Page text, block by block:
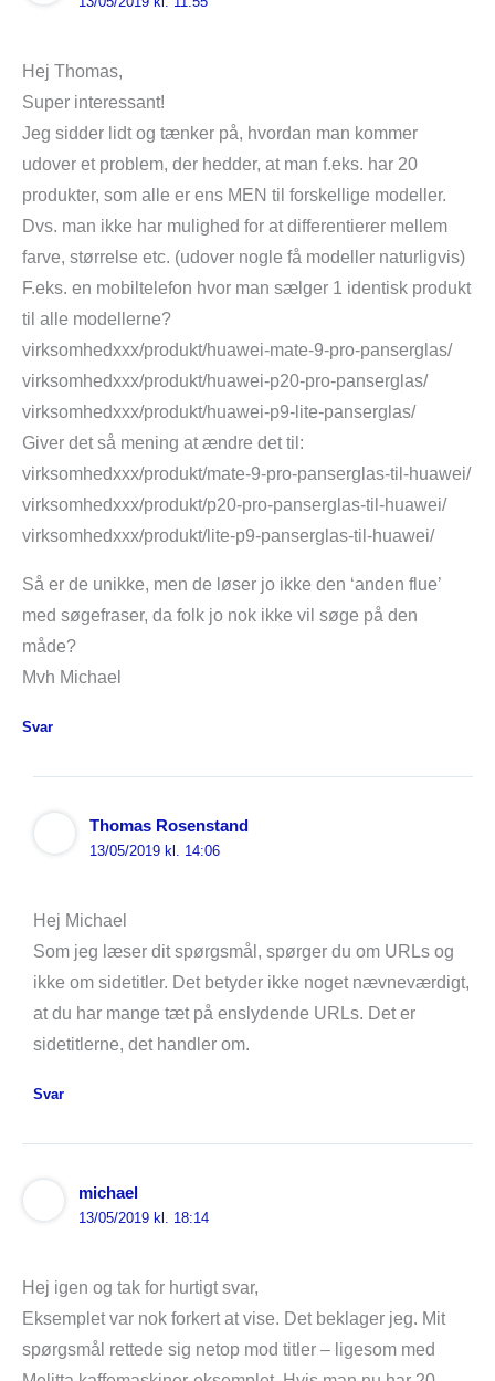
Hej Thomas,
Super interessant!
Jeg sidder lidt og tænker på, hvordan man kommer
udover et problem, der hedder, at man f.eks. har 20
produkter, som alle er ens MEN til forskellige modeller.
Dvs. man ikke har mulighed for at differentierer mellem
farve, størrelse etc. (udover nogle få modeller naturligvis)
F.eks. en mobiltelefon hvor man sælger 1 identisk produkt
til alle modellerne?
virksomhedxxx/produkt/huawei-mate-9-pro-panserglas/
virksomhedxxx/produkt/huawei-p20-pro-panserglas/
virksomhedxxx/produkt/huawei-p9-lite-panserglas/
Giver det så mening at ændre det til:
virksomhedxxx/produkt/mate-9-pro-panserglas-til-huawei/
virksomhedxxx/produkt/p20-pro-panserglas-til-huawei/
virksomhedxxx/produkt/lite-p9-panserglas-til-huawei/
Så er de unikke, men de løser jo ikke den ‘anden flue’
med søgefraser, da folk jo nok ikke vil søge på den
måde?
Mvh Michael
Svar
Thomas Rosenstand
13/05/2019 kl. 14:06
Hej Michael
Som jeg læser dit spørgsmål, spørger du om URLs og
ikke om sidetitler. Det betyder ikke noget nævneværdigt,
at du har mange tæt på enslydende URLs. Det er
sidetitlerne, det handler om.
Svar
michael
13/05/2019 kl. 18:14
Hej igen og tak for hurtigt svar,
Eksemplet var nok forkert at vise. Det beklager jeg. Mit
spørgsmål rettede sig netop mod titler – ligesom med